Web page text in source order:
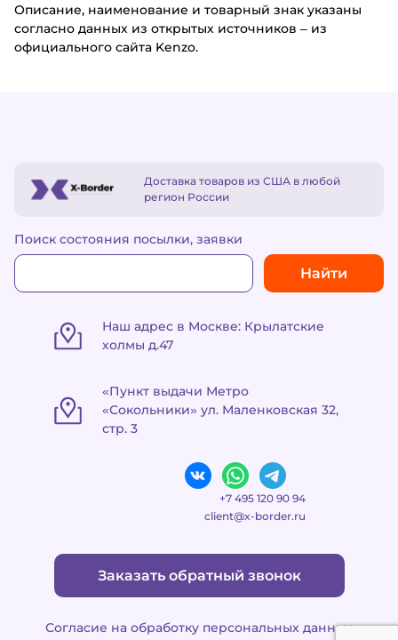
Описание, наименование и товарный знак указаны
согласно данных из открытых источников – из
официального сайта Kenzo.
Доставка товаров из США в любой
регион России
Поиск состояния посылки, заявки
Найти
Наш адрес в Москве: Крылатские
холмы д.47
«Пункт выдачи Метро
«Сокольники» ул. Маленковская 32,
стр. 3
+7 495 120 90 94
client@x-border.ru
Заказать обратный звонок
Согласие на обработку персональных данных
правилам, чтобы
персонализировать сайт. Вы
можете запретить это в
настройках браузера"
Политика Cookies
(обязательная для сайта)
Сайт X‑Border использует cookies для:
— аналитики;
— улучшения пользовательского опыта.
Пользователь может отключить cookies в
настройках браузера.